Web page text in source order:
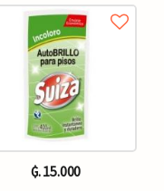
₲. 15.000